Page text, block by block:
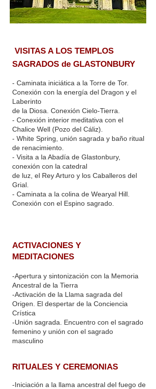
VISITAS A LOS TEMPLOS
SAGRADOS de GLASTONBURY
- Caminata iniciática a la Torre de Tor.
Conexión con la energía del Dragon y el
Laberinto
de la Diosa. Conexión Cielo-Tierra.
- Conexión interior meditativa con el
Chalice Well (Pozo del Cáliz).
- White Spring, unión sagrada y baño ritual
de renacimiento.
- Visita a la Abadía de Glastonbury,
conexión con la catedral
de luz, el Rey Arturo y los Caballeros del
Grial.
- Caminata a la colina de Wearyal Hill.
Conexión con el Espino sagrado.
ACTIVACIONES Y
MEDITACIONES
-Apertura y sintonización con la Memoria
Ancestral de la Tierra
-Activación de la Llama sagrada del
Origen. El despertar de la Conciencia
Crística
-Unión sagrada. Encuentro con el sagrado
femenino y unión con el sagrado
masculino
RITUALES Y CEREMONIAS
-Iniciación a la llama ancestral del fuego de